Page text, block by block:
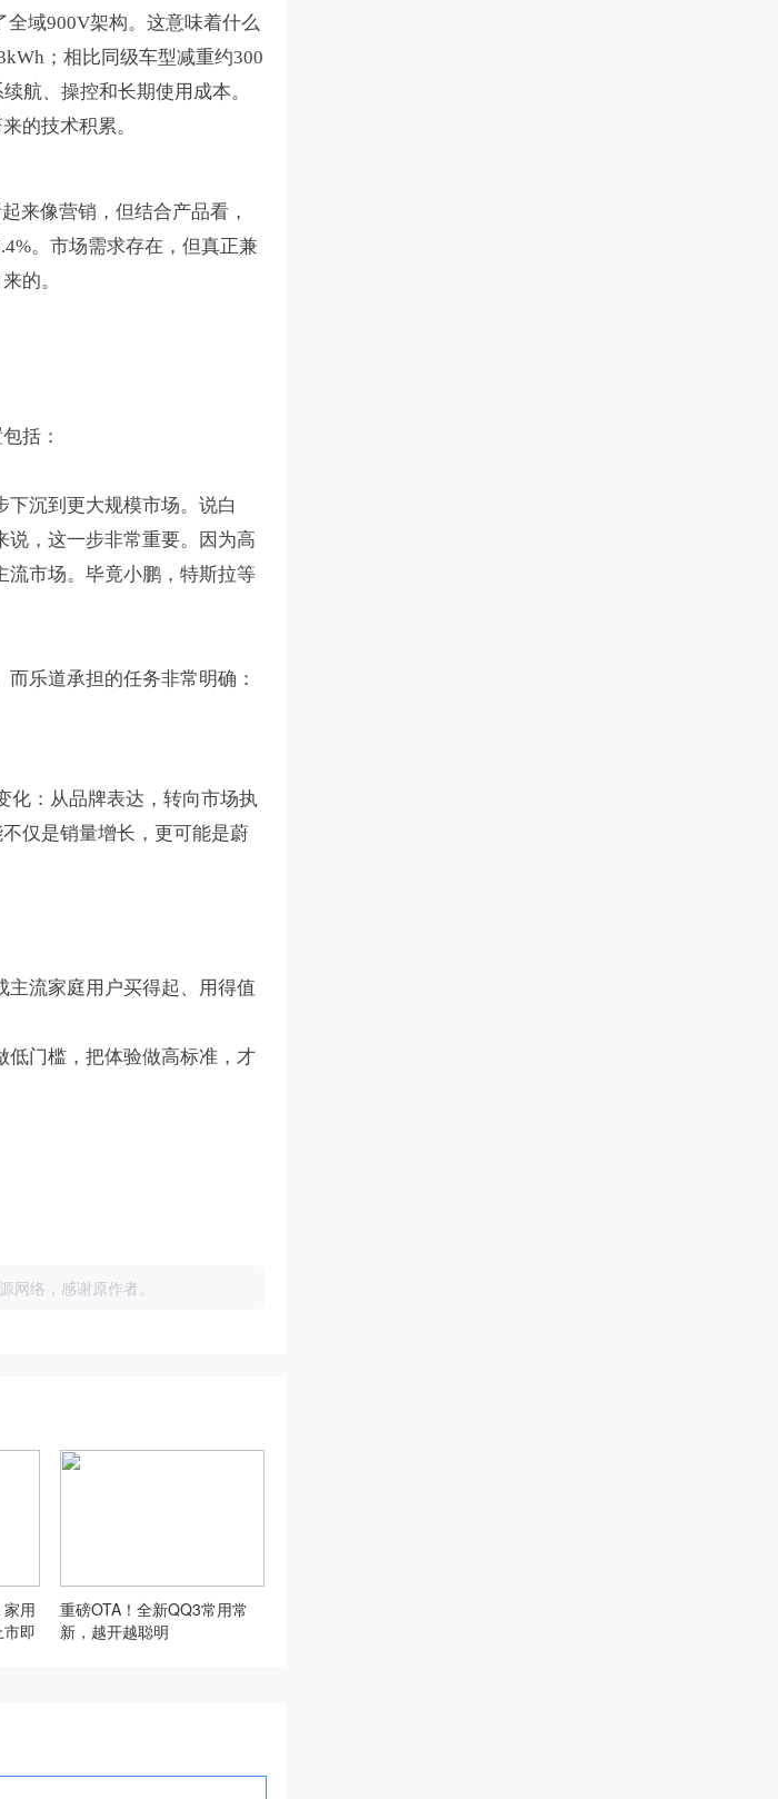
全域900V架构。这意味着什么
；相比同级车型减重约300
航、操控和长期使用成本。
的技术积累。
来像营销，但结合产品看，
。市场需求存在，但真正兼
的。
括：
沉到更大规模市场。说白
说，这一步非常重要。因为高
流市场。毕竟小鹏，特斯拉等
乐道承担的任务非常明确：
化：从品牌表达，转向市场执
仅是销量增长，更可能是蔚
流家庭用户买得起、用得值
低门槛，把体验做高标准，才
络，感谢原作者。
用
即
重磅OTA！全新QQ3常用常
新，越开越聪明